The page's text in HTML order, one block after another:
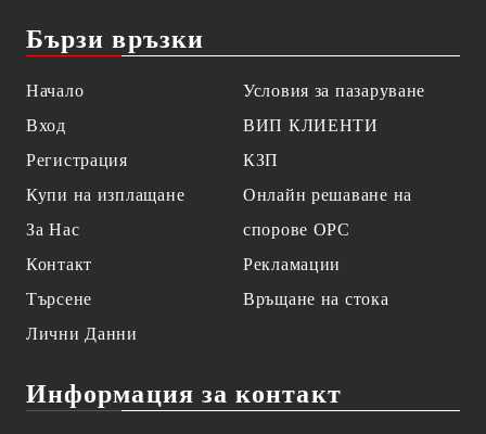
Бързи връзки
Начало
Вход
Регистрация
Купи на изплащане
За Нас
Контакт
Търсене
Лични Данни
Условия за пазаруване
ВИП КЛИЕНТИ
КЗП
Онлайн решаване на
спорове OPC
Рекламации
Връщане на стока
Информация за контакт